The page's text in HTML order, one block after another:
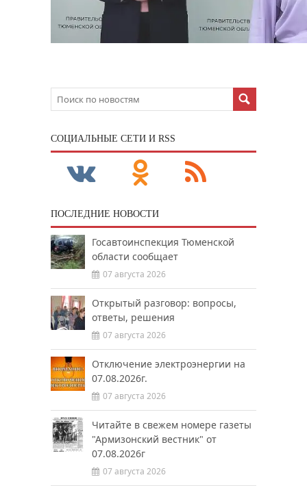
CОЦИАЛЬНЫЕ СЕТИ И RSS
ПОСЛЕДНИЕ НОВОСТИ
Госавтоинспекция Тюменской
области сообщает
07 августа 2026
Открытый разговор: вопросы,
ответы, решения
07 августа 2026
Отключение электроэнергии на
07.08.2026г.
07 августа 2026
Читайте в свежем номере газеты
"Армизонский вестник" от
07.08.2026г
07 августа 2026